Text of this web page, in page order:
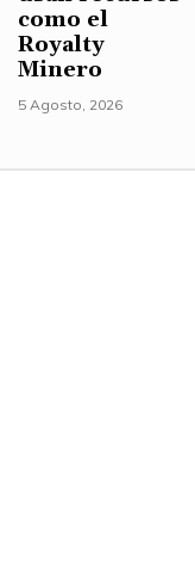
como el
Royalty
Minero
5 Agosto, 2026